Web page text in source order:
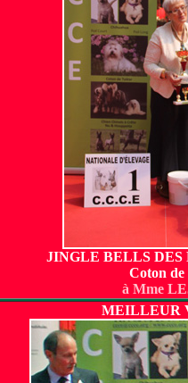
JINGLE BELLS DES
Coton
à Mme
MEILLEUR